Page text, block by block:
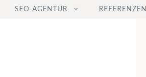
SEO-AGENTUR REFERENZEN